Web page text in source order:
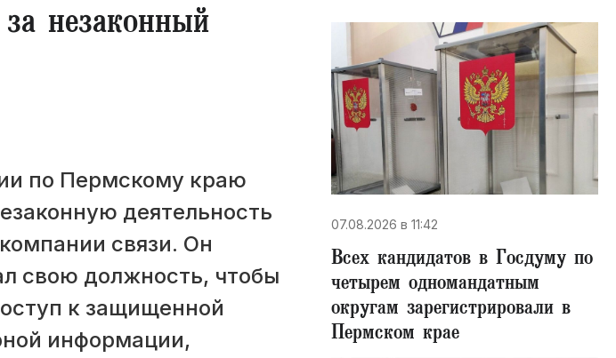
незаконный
по Пермскому краю
деятельность
связи. Он
свою должность, чтобы
к защищенной
информации,
07.08.2026 в 11:42
Всех кандидатов в Госдуму по
четырем одномандатным
округам зарегистрировали в
Пермском крае